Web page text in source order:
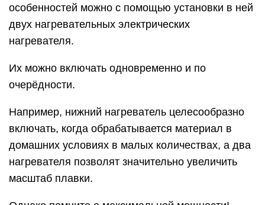
особенностей можно с помощью установки в ней
двух нагревательных электрических
нагревателя.
Их можно включать одновременно и по
очерёдности.
Например, нижний нагреватель целесообразно
включать, когда обрабатывается материал в
домашних условиях в малых количествах, а два
нагревателя позволят значительно увеличить
масштаб плавки.